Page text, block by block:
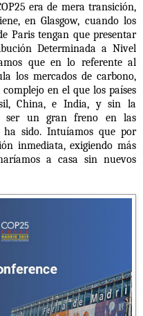
era de mera transición,
en Glasgow, cuando los
Paris tengan que presentar
Determinada a Nivel
que en lo referente al
los mercados de carbono,
en el que los países
China, e India, y sin la
ser un gran freno en las
sido. Intuíamos que por
inmediata, exigiendo más
a casa sin nuevos